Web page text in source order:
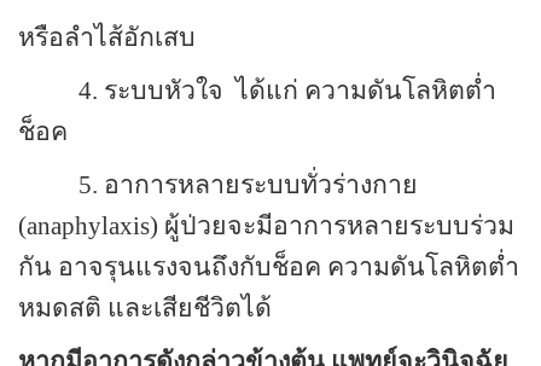
หรือลำไส้อักเสบ
4. ระบบหัวใจ ได้แก่ ความดันโลหิตต่ำ
ช็อค
5. อาการหลายระบบทั่วร่างกาย
(anaphylaxis) ผู้ป่วยจะมีอาการหลายระบบร่วม
กัน อาจรุนแรงจนถึงกับช็อค ความดันโลหิตต่ำ
หมดสติ และเสียชีวิตได้